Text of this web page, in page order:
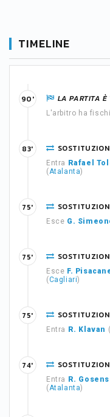
TIMELINE
LA PARTITA È
L'arbitro ha
90'
Entra Rafael
(Atalanta)
83'
Esce G.
75'
Esce F.
(Cagliari)
75'
Entra R. Klavan
75'
Entra R. Gosens
(Atalanta)
74'